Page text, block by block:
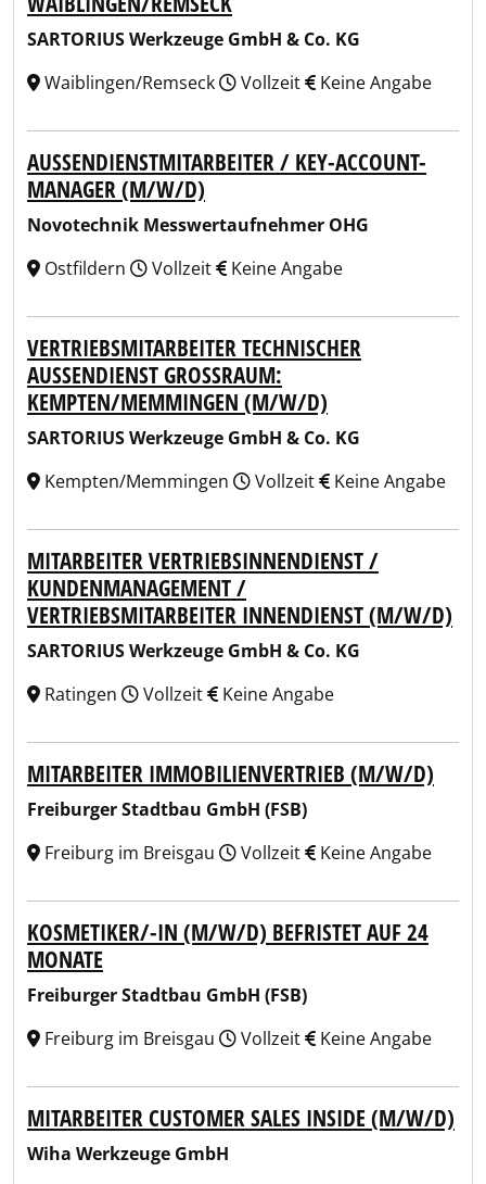
SARTORIUS Werkzeuge GmbH & Co. KG
Waiblingen/Remseck
Vollzeit Keine Angabe
AUSSENDIENSTMITARBEITER / KEY-ACCOUNT-M
ANAGER (M/W/D)
Novotechnik Messwertaufnehmer OHG
Ostfildern
Vollzeit Keine Angabe
VERTRIEBSMITARBEITER TECHNISCHER
AUSSENDIENST GROSSRAUM: KE
MPTEN/MEMMINGEN (M/W/D)
SARTORIUS Werkzeuge GmbH & Co. KG
Kempten/Memmingen
Vollzeit Keine Angabe
MITARBEITER VERTRIEBSINNENDIENST /
KUNDENMANAGEMENT /
VERTRIEBSMITARBEITER INNENDIENST (M/W/D)
SARTORIUS Werkzeuge GmbH & Co. KG
Ratingen
Vollzeit Keine Angabe
MITARBEITER IMMOBILIENVERTRIEB (M/W/D)
Freiburger Stadtbau GmbH (FSB)
Freiburg im Breisgau
Vollzeit Keine Angabe
KOSMETIKER/-IN (M/W/D) BEFRISTET AUF 24
MONATE
Freiburger Stadtbau GmbH (FSB)
Freiburg im Breisgau
Vollzeit Keine Angabe
MITARBEITER CUSTOMER SALES INSIDE (M/W/D)
Wiha Werkzeuge GmbH